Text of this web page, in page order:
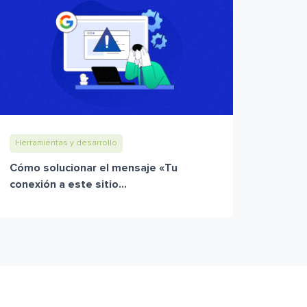
Herramientas y desarrollo
Cómo solucionar el mensaje «Tu
conexión a este sitio...